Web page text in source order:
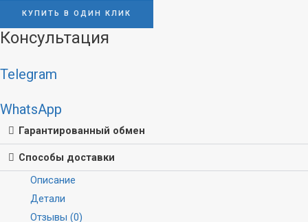
Стационарная
Колонки
Винил
Звукосниматели
Иглы
Хедшеллы
Аксессуары
Плееры
КУПИТЬ В ОДИН КЛИК
Консультация
Telegram
WhatsApp
Гарантированный обмен
Способы доставки
Описание
Детали
Отзывы (0)